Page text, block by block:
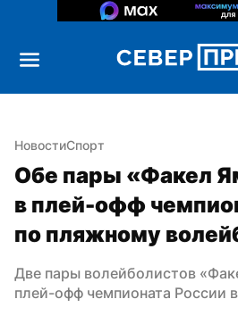
НовостиСпорт
Обе пары «Факел
в плей-офф
по пляжному
Две пары волейболистов
плей-офф чемпионата России